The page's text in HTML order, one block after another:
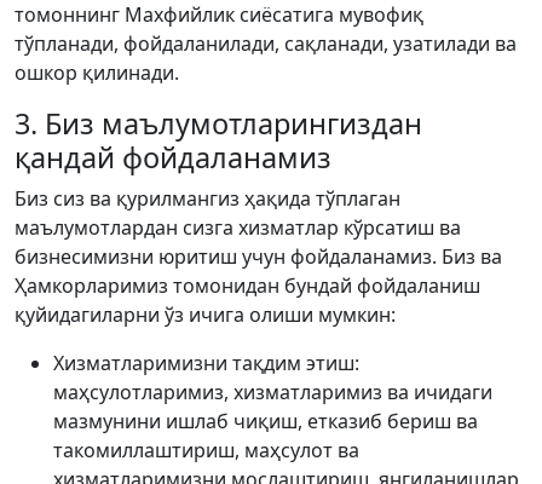
томоннинг Махфийлик сиёсатига мувофиқ
тўпланади, фойдаланилади, сақланади, узатилади ва
ошкор қилинади.
3. Биз маълумотларингиздан
қандай фойдаланамиз
Биз сиз ва қурилмангиз ҳақида тўплаган
маълумотлардан сизга хизматлар кўрсатиш ва
бизнесимизни юритиш учун фойдаланамиз. Биз ва
Ҳамкорларимиз томонидан бундай фойдаланиш
қуйидагиларни ўз ичига олиши мумкин:
Хизматларимизни тақдим этиш:
маҳсулотларимиз, хизматларимиз ва ичидаги
мазмунини ишлаб чиқиш, етказиб бериш ва
такомиллаштириш, маҳсулот ва